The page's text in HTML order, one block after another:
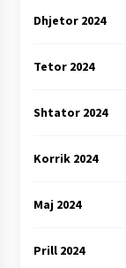
Dhjetor 2024
Tetor 2024
Shtator 2024
Korrik 2024
Maj 2024
Prill 2024